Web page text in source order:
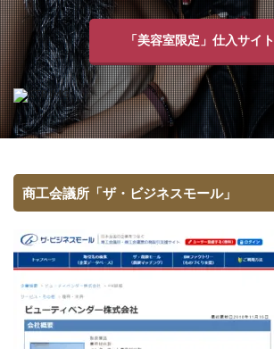
「美容室限定」仕入サイト
商工会議所「ザ・ビジネスモール」